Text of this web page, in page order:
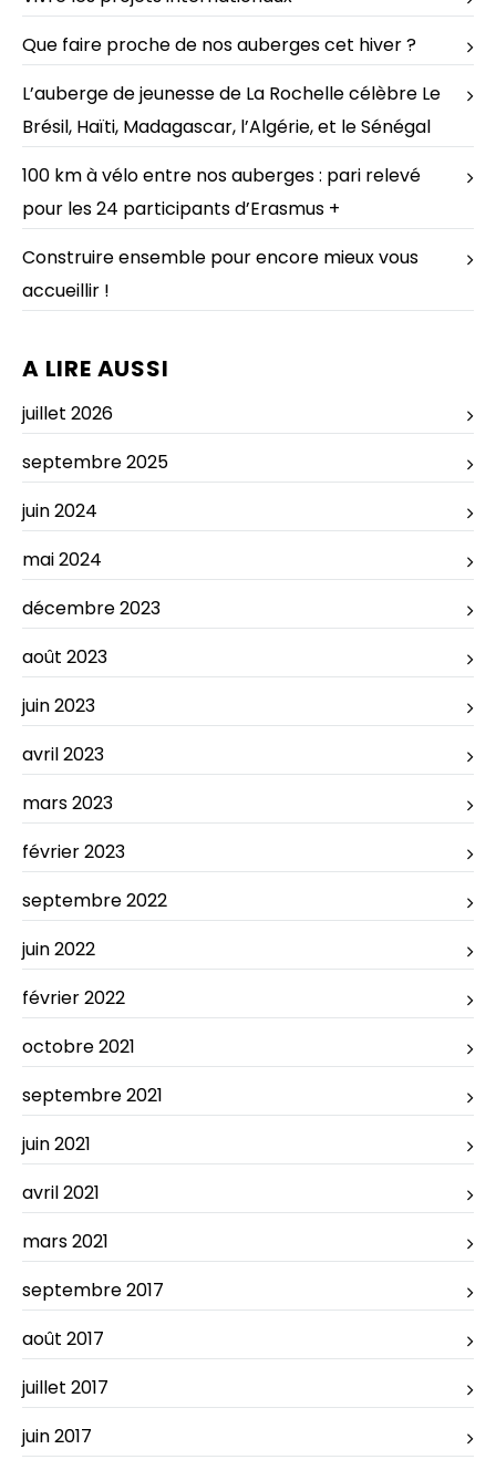
Que faire proche de nos auberges cet hiver ?
L’auberge de jeunesse de La Rochelle célèbre Le
Brésil, Haïti, Madagascar, l’Algérie, et le Sénégal
100 km à vélo entre nos auberges : pari relevé
pour les 24 participants d’Erasmus +
Construire ensemble pour encore mieux vous
accueillir !
A LIRE AUSSI
juillet 2026
septembre 2025
juin 2024
mai 2024
décembre 2023
août 2023
juin 2023
avril 2023
mars 2023
février 2023
septembre 2022
juin 2022
février 2022
octobre 2021
septembre 2021
juin 2021
avril 2021
mars 2021
septembre 2017
août 2017
juillet 2017
juin 2017